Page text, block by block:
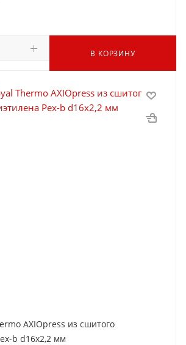
В КОРЗИНУ
AXIOpress из сшитого
b d16x2,2 мм